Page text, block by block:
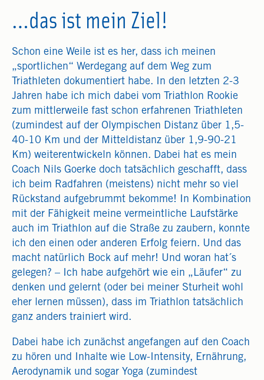
…das ist mein Ziel!
Schon eine Weile ist es her, dass ich meinen
„sportlichen“ Werdegang auf dem Weg zum
Triathleten dokumentiert habe. In den letzten 2-3
Jahren habe ich mich dabei vom Triathlon Rookie
zum mittlerweile fast schon erfahrenen Triathleten
(zumindest auf der Olympischen Distanz über 1,5-
40-10 Km und der Mitteldistanz über 1,9-90-21
Km) weiterentwickeln können. Dabei hat es mein
Coach Nils Goerke doch tatsächlich geschafft, dass
ich beim Radfahren (meistens) nicht mehr so viel
Rückstand aufgebrummt bekomme! In Kombination
mit der Fähigkeit meine vermeintliche Laufstärke
auch im Triathlon auf die Straße zu zaubern, konnte
ich den einen oder anderen Erfolg feiern. Und das
macht natürlich Bock auf mehr! Und woran hat´s
gelegen? – Ich habe aufgehört wie ein „Läufer“ zu
denken und gelernt (oder bei meiner Sturheit wohl
eher lernen müssen), dass im Triathlon tatsächlich
ganz anders trainiert wird.
Dabei habe ich zunächst angefangen auf den Coach
zu hören und Inhalte wie Low-Intensity, Ernährung,
Aerodynamik und sogar Yoga (zumindest